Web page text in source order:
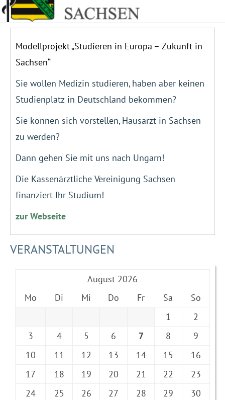
Modellprojekt „Studieren in Europa – Zukunft in
Sachsen“
Sie wollen Medizin studieren, haben aber keinen
Studienplatz in Deutschland bekommen?
Sie können sich vorstellen, Hausarzt in Sachsen
zu werden?
Dann gehen Sie mit uns nach Ungarn!
Die Kassenärztliche Vereinigung Sachsen
finanziert Ihr Studium!
zur Webseite
VERANSTALTUNGEN
August 2026
Mo
Di Mi Do Fr Sa
So
1
2
3
4 5 6 7 8
9
10
11 12 13 14 15
16
17
18 19 20 21 22
23
24
25 26 27 28 29
30